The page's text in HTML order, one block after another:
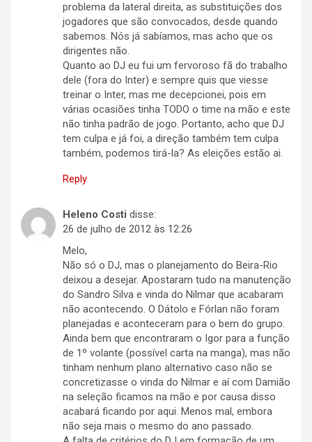
problema da lateral direita, as substituições dos
jogadores que são convocados, desde quando
sabemos. Nós já sabíamos, mas acho que os
dirigentes não.
Quanto ao DJ eu fui um fervoroso fã do trabalho
dele (fora do Inter) e sempre quis que viesse
treinar o Inter, mas me decepcionei, pois em
várias ocasiões tinha TODO o time na mão e este
não tinha padrão de jogo. Portanto, acho que DJ
tem culpa e já foi, a direção também tem culpa
também, podemos tirá-la? As eleições estão ai.
Reply
Heleno Costi disse:
26 de julho de 2012 às 12:26
Melo,
Não só o DJ, mas o planejamento do Beira-Rio
deixou a desejar. Apostaram tudo na manutenção
do Sandro Silva e vinda do Nilmar que acabaram
não acontecendo. O Dátolo e Fórlan não foram
planejadas e aconteceram para o bem do grupo.
Ainda bem que encontraram o Igor para a função
de 1º volante (possível carta na manga), mas não
tinham nenhum plano alternativo caso não se
concretizasse o vinda do Nilmar e aí com Damião
na seleção ficamos na mão e por causa disso
acabará ficando por aqui. Menos mal, embora
não seja mais o mesmo do ano passado.